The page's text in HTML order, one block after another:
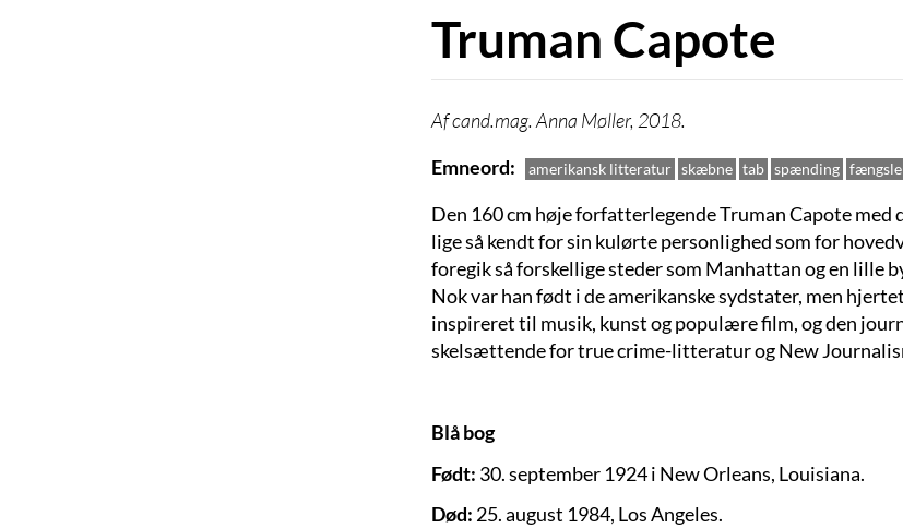
Truman Capote
cand.mag. Anna Møller, 2018.
Emneord
amerikansk litteratur skæbne tab spænding
Den 160 cm høje forfatterlegende Truman Capote
lige så kendt for sin kulørte personlighed som for
foregik så forskellige steder som Manhattan og en lille
Nok var han født i de amerikanske sydstater, men
inspireret til musik, kunst og populære film, og den
skelsættende for true crime-litteratur og New
Blå bog
Født: 30. september 1924 i New Orleans, Louisiana.
Død: 25. august 1984, Los Angeles.